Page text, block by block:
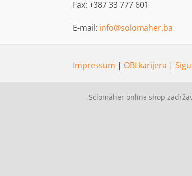
Fax: +387 33 777 601
E-mail: info@solomaher.ba
Impressum | OBI karijera |
Solomaher online shop